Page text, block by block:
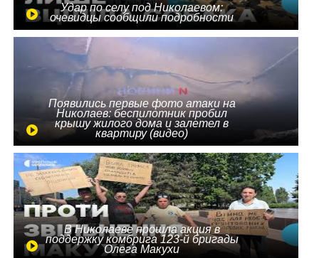
Удар по селу под Николаевом:
очевидцы сообщили подробности
Появились первые фото атаки на
Николаев: беспилотник пробил
крышу жилого дома и залетел в
квартиру (видео)
В Николаеве прошла акция в
поддержку комбрига 123-й бригады
Олега Макухи